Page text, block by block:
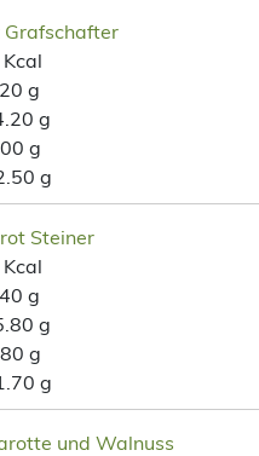
Grafschafter
g
g
g
g
Steiner
g
g
g
g
und Walnuss